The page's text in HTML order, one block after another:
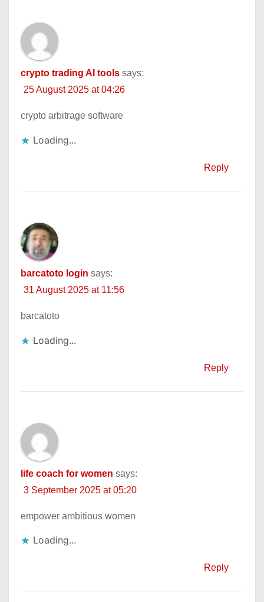
crypto trading AI tools says:
25 August 2025 at 04:26
crypto arbitrage software
Loading...
Reply
barcatoto login says:
31 August 2025 at 11:56
barcatoto
Loading...
Reply
life coach for women says:
3 September 2025 at 05:20
empower ambitious women
Loading...
Reply